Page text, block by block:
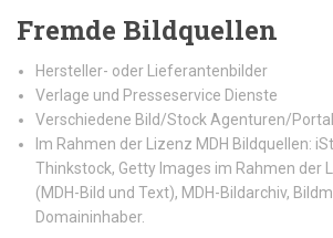
Fremde Bildquellen
Hersteller- oder Lieferantenbilder
Verlage und Presseservice Dienste
Verschiedene Bild/Stock Agenturen/
Im Rahmen der Lizenz MDH Bildquellen:
Thinkstock, Getty Images im Rahmen der
(MDH-Bild und Text), MDH-Bildarchiv,
Domaininhaber.